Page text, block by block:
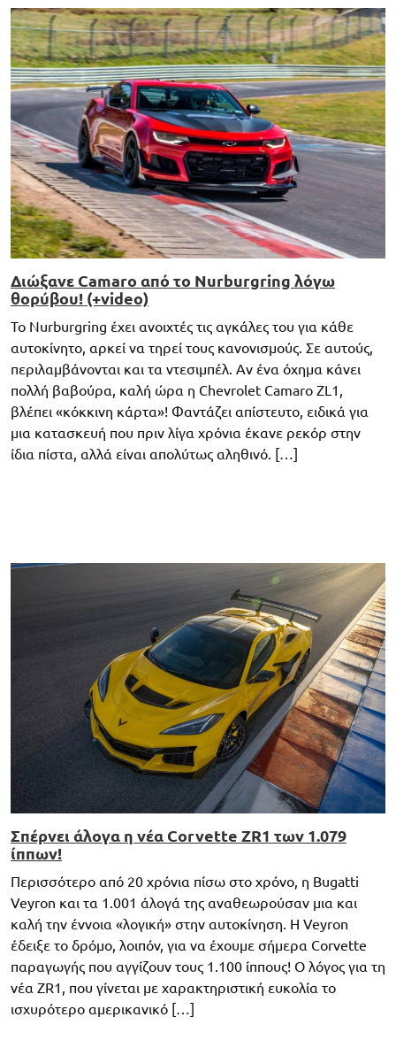
Διώξανε Camaro από το Nurburgring λόγω
θορύβου! (+video)
Το Nurburgring έχει ανοιχτές τις αγκάλες του για κάθε
αυτοκίνητο, αρκεί να τηρεί τους κανονισμούς. Σε αυτούς,
περιλαμβάνονται και τα ντεσιμπέλ. Αν ένα όχημα κάνει
πολλή βαβούρα, καλή ώρα η Chevrolet Camaro ZL1,
βλέπει «κόκκινη κάρτα»! Φαντάζει απίστευτο, ειδικά για
μια κατασκευή που πριν λίγα χρόνια έκανε ρεκόρ στην
ίδια πίστα, αλλά είναι απολύτως αληθινό. […]
Σπέρνει άλογα η νέα Corvette ZR1 των 1.079
ίππων!
Περισσότερο από 20 χρόνια πίσω στο χρόνο, η Bugatti
Veyron και τα 1.001 άλογά της αναθεωρούσαν μια και
καλή την έννοια «λογική» στην αυτοκίνηση. Η Veyron
έδειξε το δρόμο, λοιπόν, για να έχουμε σήμερα Corvette
παραγωγής που αγγίζουν τους 1.100 ίππους! Ο λόγος για τη
νέα ZR1, που γίνεται με χαρακτηριστική ευκολία το
ισχυρότερο αμερικανικό […]